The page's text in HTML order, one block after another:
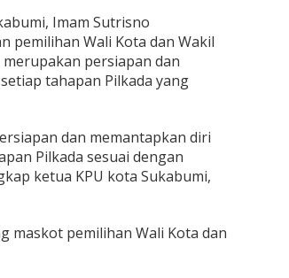
Imam Sutrisno
pemilihan Wali Kota dan Wakil
persiapan dan
tahapan Pilkada yang
dan memantapkan diri
Pilkada sesuai dengan
ketua KPU kota Sukabumi,
maskot pemilihan Wali Kota dan